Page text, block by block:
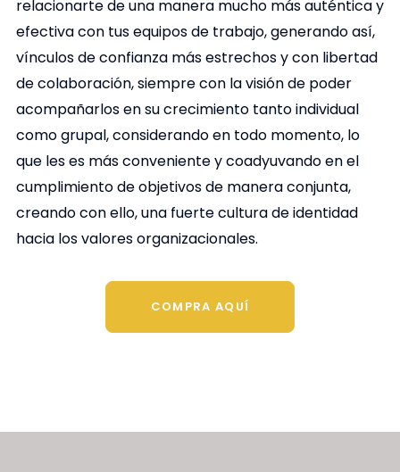
relacionarte de una manera mucho más auténtica y
efectiva con tus equipos de trabajo, generando así,
vínculos de confianza más estrechos y con libertad
de colaboración, siempre con la visión de poder
acompañarlos en su crecimiento tanto individual
como grupal, considerando en todo momento, lo
que les es más conveniente y coadyuvando en el
cumplimiento de objetivos de manera conjunta,
creando con ello, una fuerte cultura de identidad
hacia los valores organizacionales.
COMPRA AQUÍ